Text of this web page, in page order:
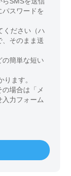
パスワードを
ください（ハ
、そのまま送
簡単な短い
ます。
場合は「メ
力フォーム